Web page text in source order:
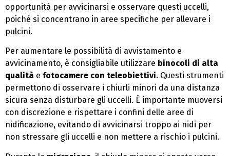
opportunità per avvicinarsi e osservare questi uccelli,
poiché si concentrano in aree specifiche per allevare i
pulcini.
Per aumentare le possibilità di avvistamento e
avvicinamento, è consigliabile utilizzare binocoli di alta
qualità e fotocamere con teleobiettivi. Questi strumenti
permettono di osservare i chiurli minori da una distanza
sicura senza disturbare gli uccelli. È importante muoversi
con discrezione e rispettare i confini delle aree di
nidificazione, evitando di avvicinarsi troppo ai nidi per
non stressare gli uccelli e non mettere a rischio i pulcini.